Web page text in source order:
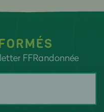
FFRandonnée